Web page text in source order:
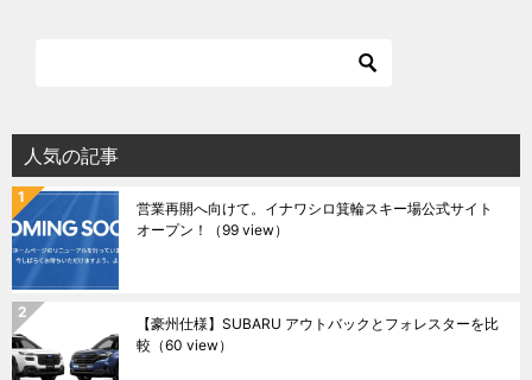
人気の記事
営業再開へ向けて。イナワシロ箕輪スキー場公式サイト
オープン！
（99 view）
【豪州仕様】SUBARU アウトバックとフォレスターを比
較 （60 view）